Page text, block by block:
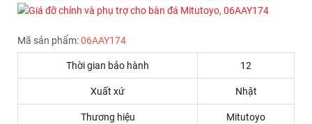
Mã sản phẩm:06AAY174
Thời gian bảo hành 12
Xuất xứ Nhật
Thương hiệu Mitutoyo